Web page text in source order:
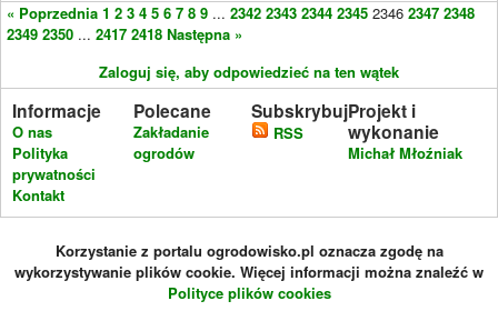
« Poprzednia 1 2 3 4 5 6 7 8 9 ... 2342 2343 2344 2345 2346 2347 2348
2349 2350 ... 2417 2418 Następna »
Zaloguj się, aby odpowiedzieć na ten wątek
Informacje
O nas
Polityka
prywatności
Kontakt
Polecane
Zakładanie
ogrodów
Subskrybuj
RSS
Projekt i
wykonanie
Michał Młoźniak
Korzystanie z portalu ogrodowisko.pl oznacza zgodę na
wykorzystywanie plików cookie. Więcej informacji można znaleźć w
Polityce plików cookies